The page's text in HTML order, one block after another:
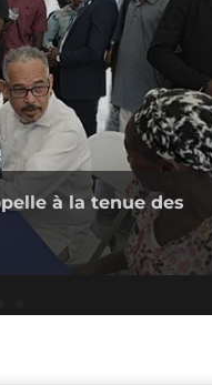
à la tenue des